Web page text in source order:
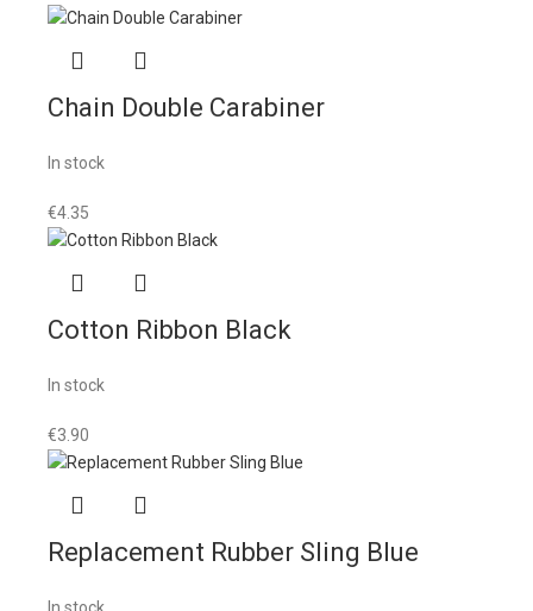
Chain Double Carabiner
In stock
€4.35
Cotton Ribbon Black
In stock
€3.90
Replacement Rubber Sling Blue